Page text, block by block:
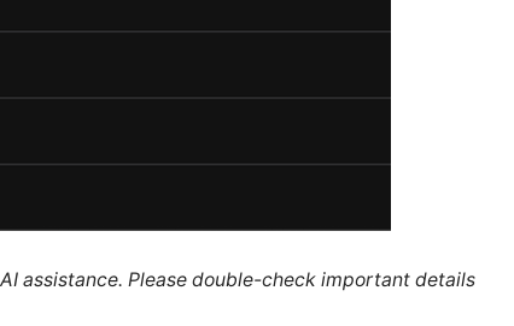
assistance. Please double-check important details